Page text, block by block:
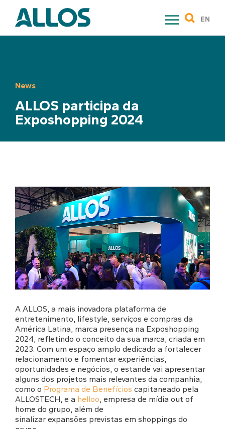
content
EN
News
ALLOS participa da
Exposhopping 2024
A ALLOS, a mais inovadora plataforma de
entretenimento, lifestyle, serviços e compras da
América Latina, marca presença na Exposhopping
2024, refletindo o conceito da sua marca, criada em
2023. Com um espaço amplo dedicado a fortalecer
relacionamento e fomentar experiências,
oportunidades e negócios, o estande vai apresentar
alguns dos projetos mais relevantes da companhia,
como o Programa de Benefícios capitaneado pela
ALLOSTECH, e a helloo, empresa de mídia out of
home do grupo, além de
sinalizar expansões previstas em shoppings do